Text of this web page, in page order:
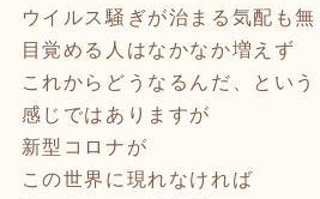
ウイルス騒ぎが治まる気配も無
目覚める人はなかなか増えず
これからどうなるんだ、という
感じではありますが
新型コロナが
この世界に現れなければ